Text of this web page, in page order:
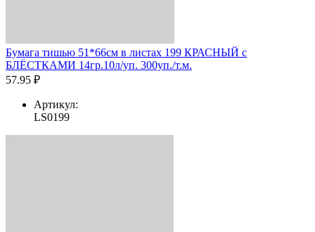
Бумага тишью 51*66см в листах 199 КРАСНЫЙ с
БЛЁСТКАМИ 14гр.10л/уп. 300уп./т.м.
57.95 ₽
Артикул:
LS0199